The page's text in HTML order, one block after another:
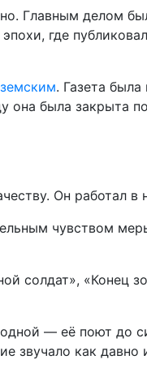
Главным делом
где
. Газета
она была закрыта
Он работал в
чувством
солдат», «Конец
— её поют до
звучало как давно